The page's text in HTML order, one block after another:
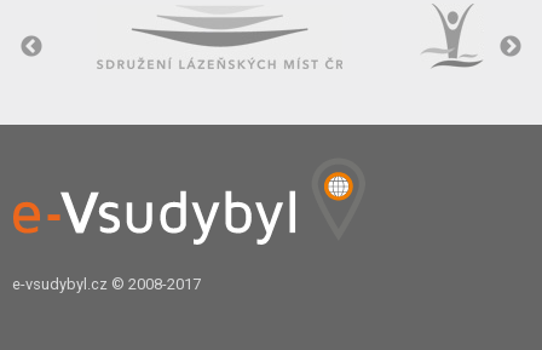
e-vsudybyl.cz © 2008-2017